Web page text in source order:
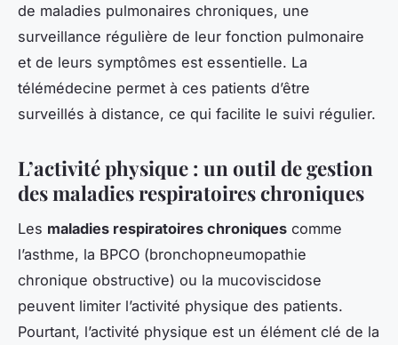
de maladies pulmonaires chroniques, une
surveillance régulière de leur fonction pulmonaire
et de leurs symptômes est essentielle. La
télémédecine permet à ces patients d’être
surveillés à distance, ce qui facilite le suivi régulier.
L’activité physique : un outil de gestion
des maladies respiratoires chroniques
Les maladies respiratoires chroniques comme
l’asthme, la BPCO (bronchopneumopathie
chronique obstructive) ou la mucoviscidose
peuvent limiter l’activité physique des patients.
Pourtant, l’activité physique est un élément clé de la